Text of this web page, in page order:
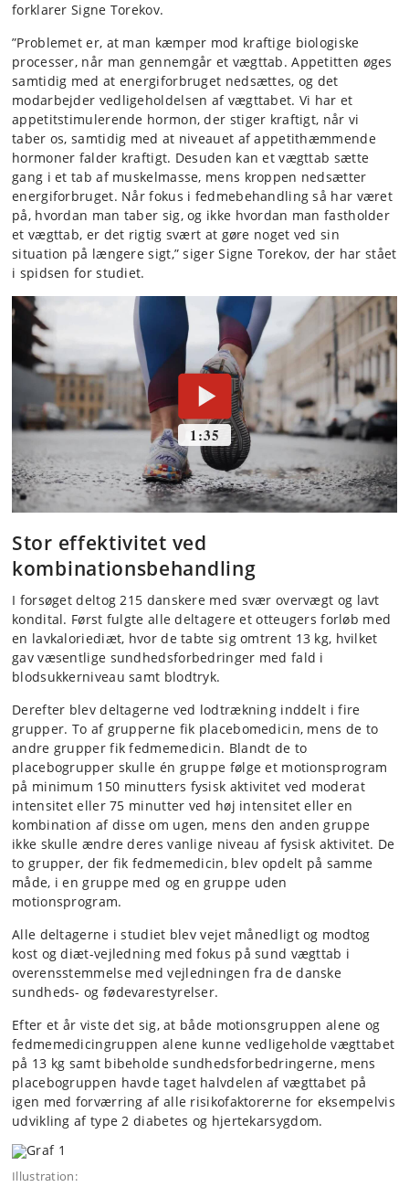
forklarer Signe Torekov.
”Problemet er, at man kæmper mod kraftige biologiske
processer, når man gennemgår et vægttab. Appetitten øges
samtidig med at energiforbruget nedsættes, og det
modarbejder vedligeholdelsen af vægttabet. Vi har et
appetitstimulerende hormon, der stiger kraftigt, når vi
taber os, samtidig med at niveauet af appetithæmmende
hormoner falder kraftigt. Desuden kan et vægttab sætte
gang i et tab af muskelmasse, mens kroppen nedsætter
energiforbruget. Når fokus i fedmebehandling så har været
på, hvordan man taber sig, og ikke hvordan man fastholder
et vægttab, er det rigtig svært at gøre noget ved sin
situation på længere sigt,” siger Signe Torekov, der har stået
i spidsen for studiet.
Stor effektivitet ved
kombinationsbehandling
I forsøget deltog 215 danskere med svær overvægt og lavt
kondital. Først fulgte alle deltagere et otteugers forløb med
en lavkaloriediæt, hvor de tabte sig omtrent 13 kg, hvilket
gav væsentlige sundhedsforbedringer med fald i
blodsukkerniveau samt blodtryk.
Derefter blev deltagerne ved lodtrækning inddelt i fire
grupper. To af grupperne fik placebomedicin, mens de to
andre grupper fik fedmemedicin. Blandt de to
placebogrupper skulle én gruppe følge et motionsprogram
på minimum 150 minutters fysisk aktivitet ved moderat
intensitet eller 75 minutter ved høj intensitet eller en
kombination af disse om ugen, mens den anden gruppe
ikke skulle ændre deres vanlige niveau af fysisk aktivitet. De
to grupper, der fik fedmemedicin, blev opdelt på samme
måde, i en gruppe med og en gruppe uden
motionsprogram.
Alle deltagerne i studiet blev vejet månedligt og modtog
kost og diæt-vejledning med fokus på sund vægttab i
overensstemmelse med vejledningen fra de danske
sundheds- og fødevarestyrelser.
Efter et år viste det sig, at både motionsgruppen alene og
fedmemedicingruppen alene kunne vedligeholde vægttabet
på 13 kg samt bibeholde sundhedsforbedringerne, mens
placebogruppen havde taget halvdelen af vægttabet på
igen med forværring af alle risikofaktorerne for eksempelvis
udvikling af type 2 diabetes og hjertekarsygdom.
Illustration: